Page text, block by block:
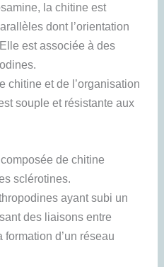
la chitine est
dont l’orientation
est associée à des
chitine et de l’organisation
souple et résistante aux
de chitine
sclérotines.
ayant subi un
des liaisons entre
d’un réseau